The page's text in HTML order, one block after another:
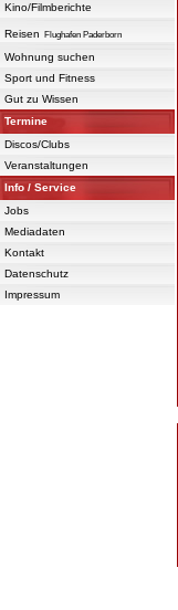
Kino/Filmberichte
Reisen Flughafen Paderborn
Wohnung suchen
Sport und Fitness
Gut zu Wissen
Termine
Discos/Clubs
Veranstaltungen
Info / Service
Jobs
Mediadaten
Kontakt
Datenschutz
Impressum